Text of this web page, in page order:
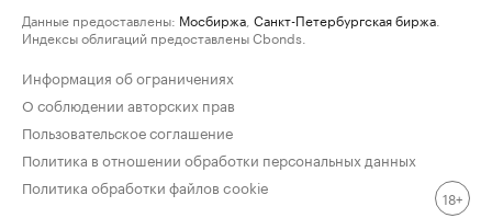
Данные предоставлены: Мосбиржа Санкт-Петербургская биржа
Индексы облигаций предоставлены Cbonds.
Информация об ограничениях
О соблюдении авторских прав
Пользовательское соглашение
Политика в отношении обработки персональных данных
Политика обработки файлов cookie
18+